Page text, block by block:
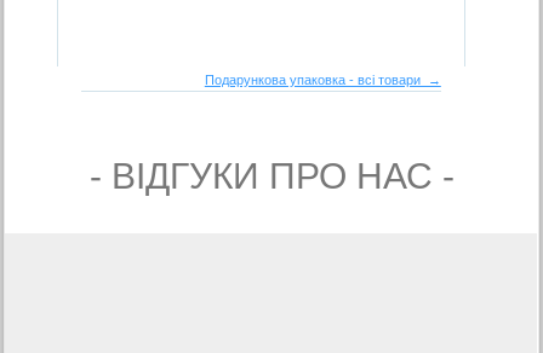
Подарункова упаковка - всі товари →
- ВIДГУКИ ПРО НАС -